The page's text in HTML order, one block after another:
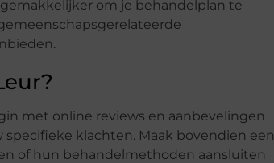
om je behandelplan te
met online reviews en aanbevelingen
klachten. Maak bovendien een
of hun behandelmethoden aansluiten